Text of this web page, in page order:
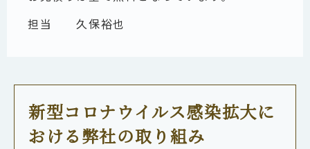
担当 久保裕也
新型コロナウイルス感染拡大に
おける弊社の取り組み